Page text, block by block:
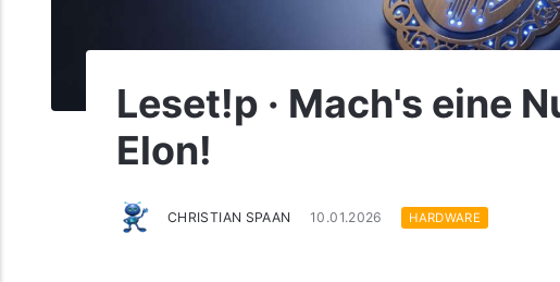
Leset!p · Mach's eine
Elon!
CHRISTIAN SPAAN 10.01.2026 HARDWARE